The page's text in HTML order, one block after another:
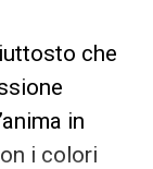
che
in
i colori